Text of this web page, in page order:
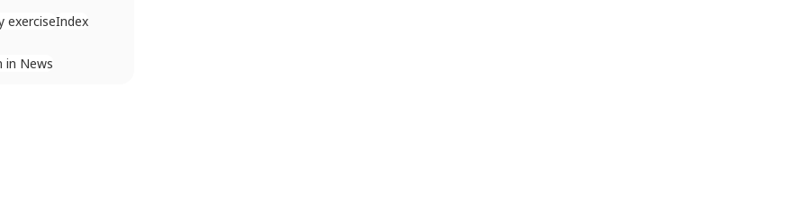
exerciseIndex
in News